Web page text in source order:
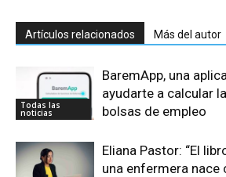
Artículos relacionados Más del autor
Todas las
noticias
BaremApp, una
ayudarte a calcular
bolsas de empleo
Eliana Pastor: “El
una enfermera nace